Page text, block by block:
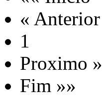
« Anterior
1
Proximo »
Fim »»